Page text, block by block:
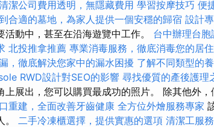
潔公司費用透明，無隱藏費用 學習按摩技巧 便
合適的墓地，為家人提供一個安穩的歸宿 設計
活動中，甚至在沿海遊覽中工作。 台中辦理台
北投推拿推薦 專業消毒服務，徹底消毒您的居
，徹底解決您家中的漏水困擾 了解不同類型的
RWD設計對SEO的影響 尋找優質的產後護理
上展出，您可以購買最成功的照片。 除其他外
重建，全面改善牙齒健康 全方位外燴服務專家
。 二手冷凍櫃選擇，提供實惠的選項 清潔工服